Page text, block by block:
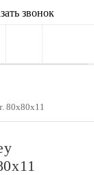
звонок
80x80x11